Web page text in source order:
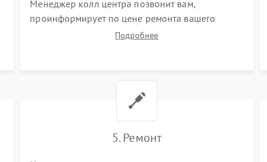
Менеджер колл центра позвонит вам,
проинформирует по цене ремонта вашего
парогенератора а также ответит на все ваши
Подробнее
5. Ремонт